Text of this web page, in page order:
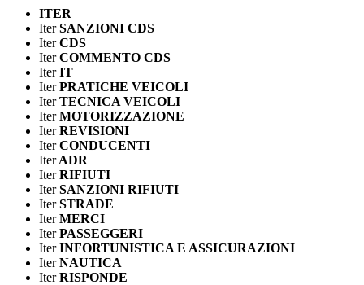
ITER
IterSANZIONI CDS
IterCDS
IterCOMMENTO CDS
IterIT
IterPRATICHE VEICOLI
IterTECNICA VEICOLI
IterMOTORIZZAZIONE
IterREVISIONI
IterCONDUCENTI
IterADR
IterRIFIUTI
IterSANZIONI RIFIUTI
IterSTRADE
IterMERCI
IterPASSEGGERI
IterINFORTUNISTICA E ASSICURAZIONI
IterNAUTICA
IterRISPONDE